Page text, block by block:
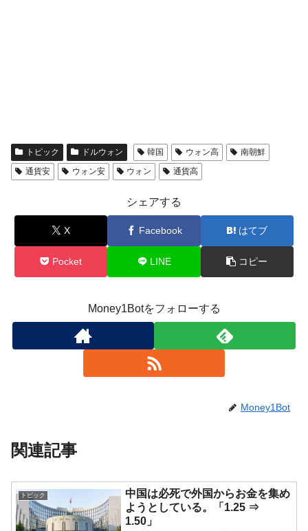
トピック ドルウォン 韓国 ウォン高
南朝鮮
通貨安
ウォン安 ウォン 通貨高
シェアする
X Facebook はてブ
Pocket LINE コピー
Money1Botをフォローする
Money1Bot
関連記事
トピック
中国は必死で外国からお金を集め
ようとしている。「1.25 ⇒
1.50」